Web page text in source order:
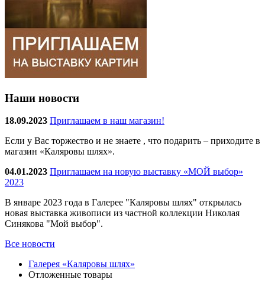
Наши новости
18.09.2023 Приглашаем в наш магазин!
Если у Вас торжество и не знаете , что подарить – приходите в
магазин «Каляровы шлях».
04.01.2023 Приглашаем на новую выставку «МОЙ выбор»
2023
В январе 2023 года в Галерее "Каляровы шлях" открылась
новая выставка живописи из частной коллекции Николая
Синякова "Мой выбор".
Все новости
Галерея «Каляровы шлях»
Отложенные товары